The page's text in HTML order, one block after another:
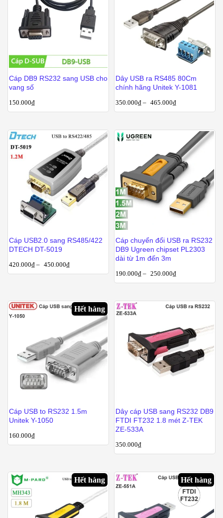
Cáp DB9 RS232 sang USB cho
vang số
150.000₫
Dây USB ra RS485 80Cm
chính hãng Unitek Y-1081
350.000₫ – 465.000₫
Cáp USB2.0 sang RS485/422
DTECH DT-5019
420.000₫ – 450.000₫
Cáp chuyển đổi USB ra RS232
DB9 Ugreen chipset PL2303
dài từ 1m đến 3m
190.000₫ – 250.000₫
Hết hàng
Cáp USB to RS232 1.5m
Unitek Y-1050
160.000₫
Dây cáp USB sang RS232 DB9
FTDI FT232 1.8 mét Z-TEK
ZE-533A
350.000₫
Hết hàng Hết hàng